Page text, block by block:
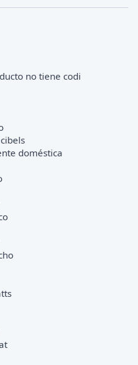
no tiene codi
doméstica